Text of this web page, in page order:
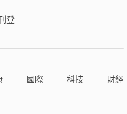
登
國際 科技 財經